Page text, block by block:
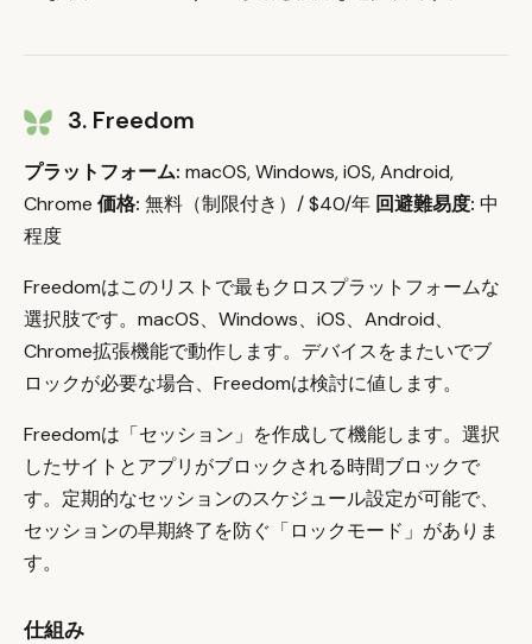
3. Freedom
プラットフォーム: macOS, Windows, iOS, Android,
Chrome 価格: 無料（制限付き）/ $40/年 回避難易度: 中
程度
Freedomはこのリストで最もクロスプラットフォームな
選択肢です。macOS、Windows、iOS、Android、
Chrome拡張機能で動作します。デバイスをまたいでブ
ロックが必要な場合、Freedomは検討に値します。
Freedomは「セッション」を作成して機能します。選択
したサイトとアプリがブロックされる時間ブロックで
す。定期的なセッションのスケジュール設定が可能で、
セッションの早期終了を防ぐ「ロックモード」がありま
す。
仕組み